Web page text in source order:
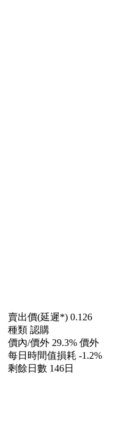
賣出價(延遲*) 0.126
種類 認購
價內/價外 29.3% 價外
每日時間值損耗 -1.2%
剩餘日數 146日